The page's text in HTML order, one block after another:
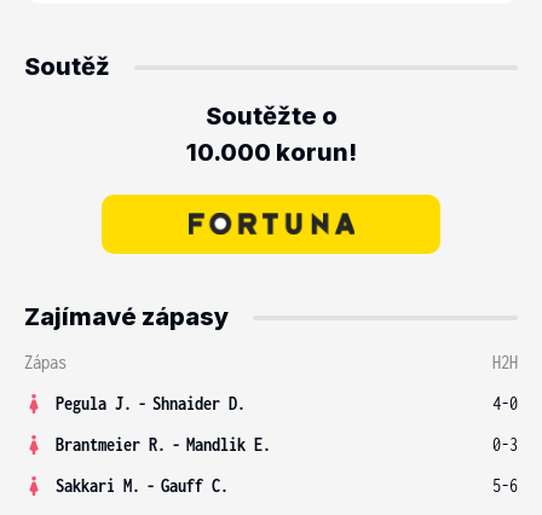
Soutěž
Soutěžte o
10.000 korun!
Zajímavé zápasy
Zápas
H2H
Pegula J. - Shnaider D.
4-0
Brantmeier R. - Mandlik E.
0-3
Sakkari M. - Gauff C.
5-6